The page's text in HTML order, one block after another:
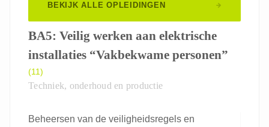
BEKIJK ALLE OPLEIDINGEN
BA5: Veilig werken aan elektrische
installaties “Vakbekwame personen”
(11)
Techniek, onderhoud en productie
Beheersen van de veiligheidsregels en